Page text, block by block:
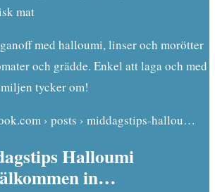
mat
med halloumi, linser och morötter
och grädde. Enkel att laga och med
tycker om!
› posts › middagstips-hallou…
Halloumi
in…